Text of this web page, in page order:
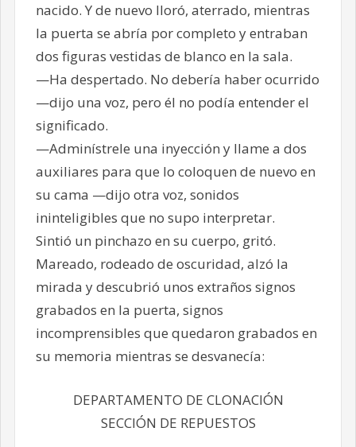
nacido. Y de nuevo lloró, aterrado, mientras
la puerta se abría por completo y entraban
dos figuras vestidas de blanco en la sala.
—Ha despertado. No debería haber ocurrido
—dijo una voz, pero él no podía entender el
significado.
—Adminístrele una inyección y llame a dos
auxiliares para que lo coloquen de nuevo en
su cama —dijo otra voz, sonidos
ininteligibles que no supo interpretar.
Sintió un pinchazo en su cuerpo, gritó.
Mareado, rodeado de oscuridad, alzó la
mirada y descubrió unos extraños signos
grabados en la puerta, signos
incomprensibles que quedaron grabados en
su memoria mientras se desvanecía:
DEPARTAMENTO DE CLONACIÓN
SECCIÓN DE REPUESTOS